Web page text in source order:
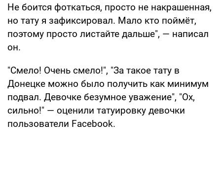
Не боится фоткаться, просто не накрашенная,
но тату я зафиксировал. Мало кто поймёт,
поэтому просто листайте дальше", — написал
он.
"Смело! Очень смело!", "За такое тату в
Донецке можно было получить как минимум
подвал. Девочке безумное уважение", "Ох,
сильно!" — оценили татуировку девочки
пользователи Facebook.